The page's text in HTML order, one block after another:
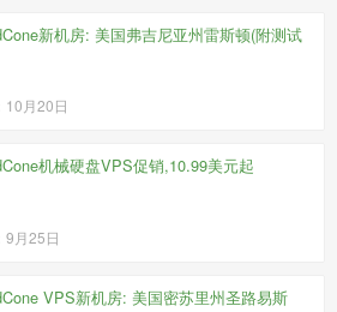
新机房: 美国弗吉尼亚州雷斯顿(附测试
10月20日
机械硬盘VPS促销,10.99美元起
9月25日
VPS新机房: 美国密苏里州圣路易斯